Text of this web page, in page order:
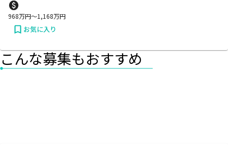
968万円〜1,168万円
お気に入り
こんな募集もおすすめ